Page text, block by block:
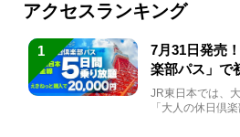
アクセスランキング
1
7月31日発売
楽部パス」で
JR東日本では、
「大人の休日倶